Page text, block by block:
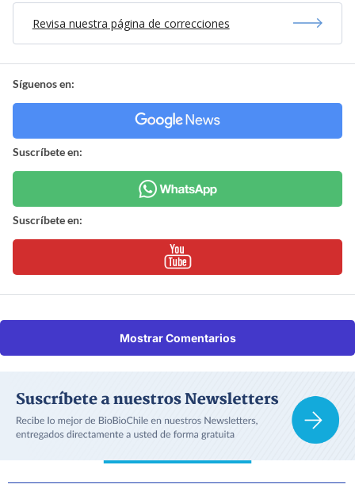
Revisa nuestra página de correcciones
Síguenos en:
Suscríbete en:
Suscríbete en:
Mostrar Comentarios